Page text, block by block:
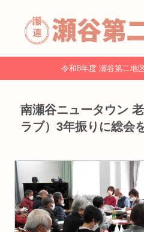
令和8年度 瀬谷第二地
南瀬谷ニュータウン
ラブ）3年振りに総会